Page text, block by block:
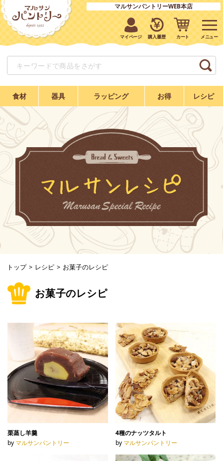
マルサンパントリーWEB本店
マイページ 購入履歴 カート
食材 器具 ラッピング お得 レシピ
トップ > レシピ > お菓子のレシピ
お菓子のレシピ
栗蒸し羊羹
by マルサンパントリー
4種のナッツタルト
by マルサンパントリー